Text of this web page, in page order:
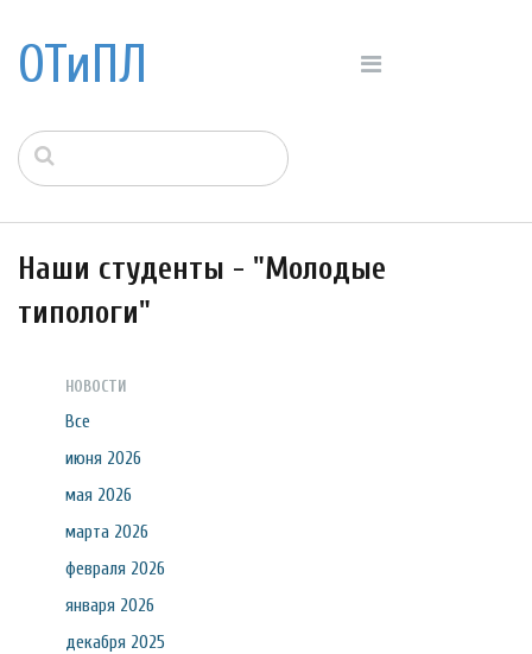
ОТиПЛ
Наши студенты - "Молодые
типологи"
НОВОСТИ
Все
июня 2026
мая 2026
марта 2026
февраля 2026
января 2026
декабря 2025